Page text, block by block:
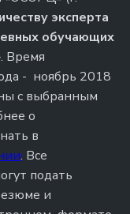
эксперта
обучающих
. Время
- ноябрь 2018
с выбранным
о
в
. Все
подать
и